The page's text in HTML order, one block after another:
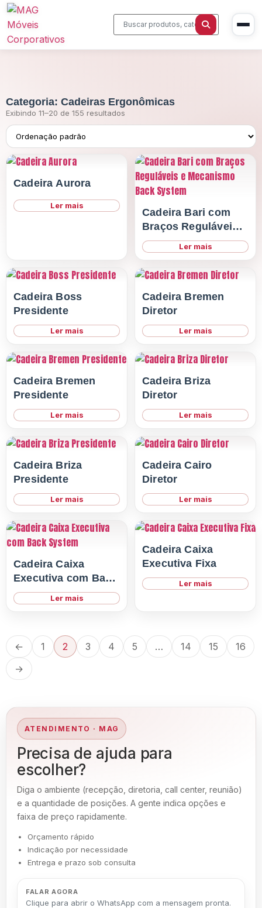
Produtos
Cadeiras Corporativas
Mesas Executivas
Estações de Trabalho
Acessórios
Sobre Nós
Contato
Categoria: Cadeiras Ergonômicas
Exibindo 11–20 de 155 resultados
Cadeira Aurora
Ler mais
Cadeira Bari com
Braços Reguláveis e
Mecanismo Back
System
Ler mais
Cadeira Boss
Presidente
Ler mais
Cadeira Bremen
Diretor
Ler mais
Cadeira Bremen
Presidente
Ler mais
Cadeira Briza
Diretor
Ler mais
Cadeira Briza
Presidente
Ler mais
Cadeira Cairo
Diretor
Ler mais
Cadeira Caixa
Executiva com Back
SystemLer mais
Cadeira Caixa
Executiva Fixa
Ler mais
← 1 2 3 4 5 … 14 15
16
→
ATENDIMENTO · MAG
Precisa de ajuda para
escolher?
Diga o ambiente (recepção, diretoria, call center, reunião)
e a quantidade de posições. A gente indica opções e
faixa de preço rapidamente.
Orçamento rápido
Indicação por necessidade
Entrega e prazo sob consulta
FALAR AGORA
Clique para abrir o WhatsApp com a mensagem pronta.